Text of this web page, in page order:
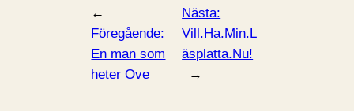
←
Föregående:
En man som
heter Ove
Nästa:
Vill.Ha.Min.L
äsplatta.Nu!
→